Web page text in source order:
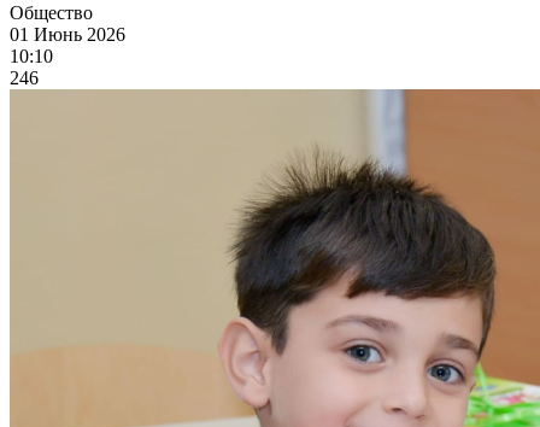
Общество
01 Июнь 2026
10:10
246